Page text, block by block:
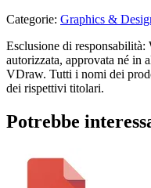
Categorie: Graphics &
Esclusione di responsabilità:
autorizzata, approvata né in
VDraw. Tutti i nomi dei
dei rispettivi titolari.
Potrebbe